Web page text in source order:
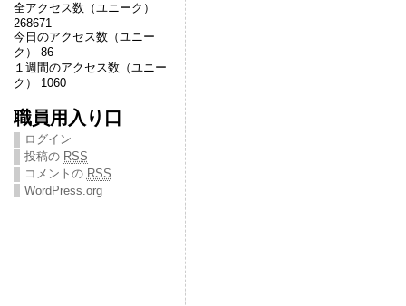
全アクセス数（ユニーク）
268671
今日のアクセス数（ユニー
ク） 86
１週間のアクセス数（ユニー
ク） 1060
職員用入り口
ログイン
投稿の RSS
コメントの RSS
WordPress.org